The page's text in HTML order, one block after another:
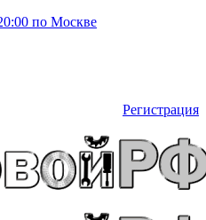
по Москве
Регистрация